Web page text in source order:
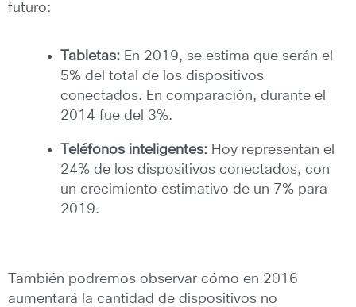
futuro:
Tabletas: En 2019, se estima que serán el
5% del total de los dispositivos
conectados. En comparación, durante el
2014 fue del 3%.
Teléfonos inteligentes: Hoy representan el
24% de los dispositivos conectados, con
un crecimiento estimativo de un 7% para
2019.
También podremos observar cómo en 2016
aumentará la cantidad de dispositivos no